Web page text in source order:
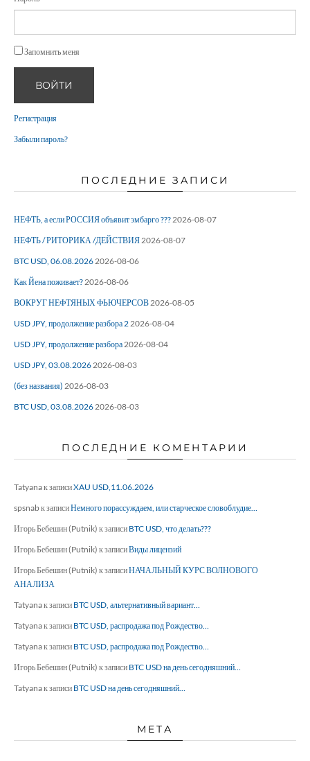
Запомнить меня
ВОЙТИ
Регистрация
Забыли пароль?
ПОСЛЕДНИЕ ЗАПИСИ
НЕФТЬ, а если РОССИЯ объявит эмбарго ???2026-08-07
НЕФТЬ / РИТОРИКА /ДЕЙСТВИЯ2026-08-07
BTC USD, 06.08.20262026-08-06
Как Йена поживает?2026-08-06
ВОКРУГ НЕФТЯНЫХ ФЬЮЧЕРСОВ2026-08-05
USD JPY, продолжение разбора 22026-08-04
USD JPY, продолжение разбора2026-08-04
USD JPY, 03.08.20262026-08-03
(без названия) 2026-08-03
BTC USD, 03.08.20262026-08-03
ПОСЛЕДНИЕ КОМЕНТАРИИ
Tatyanaк записиXAU USD,11.06.2026
spsnabк записиНемного порассуждаем, или старческое словоблудие…
Игорь Бебешин (Putnik) к записи BTC USD, что делать???
Игорь Бебешин (Putnik) к записиВиды лицензий
Игорь Бебешин (Putnik) к записиНАЧАЛЬНЫЙ КУРС ВОЛНОВОГО
АНАЛИЗА
Tatyanaк записи BTC USD, альтернативный вариант…
Tatyanaк записи BTC USD, распродажа под Рождество…
Tatyanaк записи BTC USD, распродажа под Рождество…
Игорь Бебешин (Putnik) к записи BTC USD на день сегодняшний…
Tatyanaк записи BTC USD на день сегодняшний…
МЕТА